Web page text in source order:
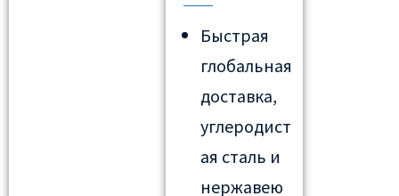
Быстрая
глобальная
доставка,
углеродист
ая сталь и
нержавею